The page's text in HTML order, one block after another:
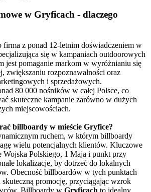
w Gryficach - dlaczego
firma z ponad 12-letnim doświadczeniem w
się w kampaniach outdoorowych
jest pomaganie markom w wyróżnianiu się
zwiększaniu rozpoznawalności oraz
i sprzedażowych.
80 000 nośników w całej Polsce, co
skuteczne kampanie zarówno w dużych
miejscowościach.
billboardy w mieście Gryfice?
ruchem, w którym billboardy
wielu potencjalnych klientów. Kluczowe
Wojska Polskiego, 1 Maja i punkt przy
lokalizacje, by dotrzeć do lokalnych
Obecność billboardów w tych punktach
skuteczną promocję, przyciągając wzrok
Billboardy w Gryficach to idealny